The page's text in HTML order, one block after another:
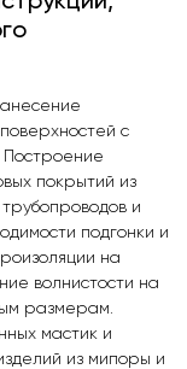
с
Построение
покрытий из
и
подгонки и
на
волнистости на
размерам.
мастик и
из мипоры и